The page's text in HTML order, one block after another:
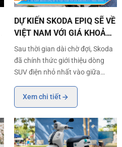
DỰ KIẾN SKODA EPIQ SẼ VỀ
VIỆT NAM VỚI GIÁ KHOẢNG
673 TRIỆU ĐỒNG
Sau thời gian dài chờ đợi, Skoda
đã chính thức giới thiệu dòng
SUV điện nhỏ nhất vào giữa
là Skoda Epiq, mẫu xe này dự
kiến sẽ ra mắt vào năm 2025 với
mức giá khởi điểm kỳ vọng chỉ
25.000 euro (tương đương
khoảng 673,4 triệu
Xem chi tiết